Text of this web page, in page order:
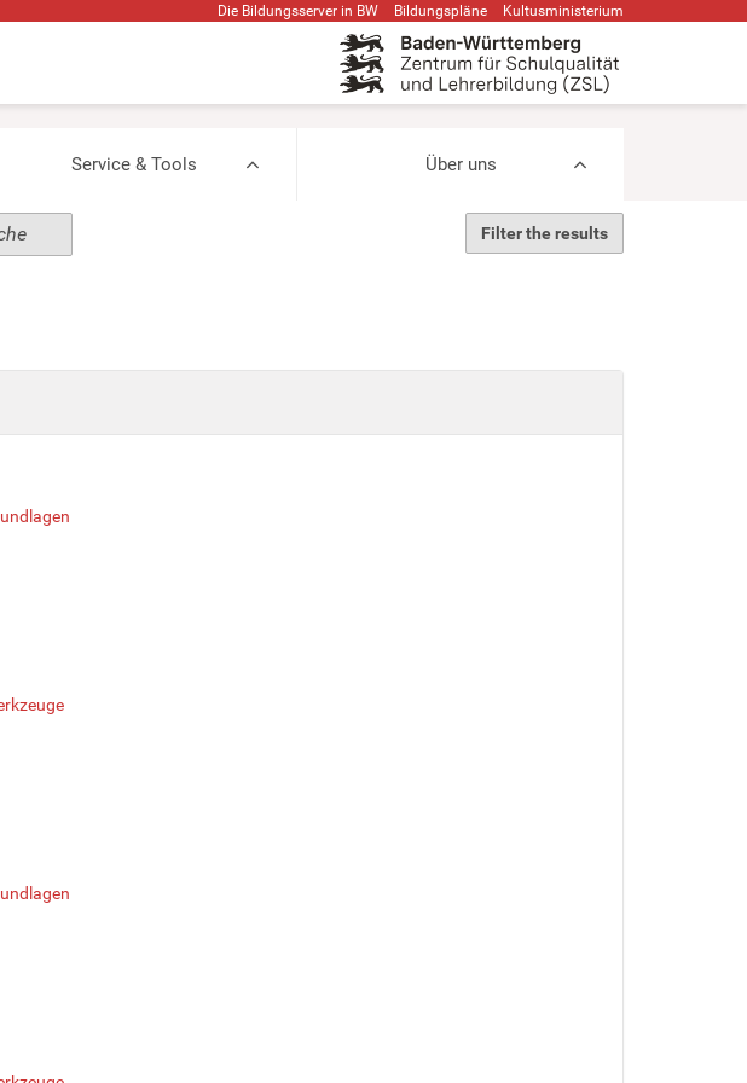
Die Bildungsserver in BW Bildungspläne Kultusministerium
Service & Tools Über uns
Filter the results